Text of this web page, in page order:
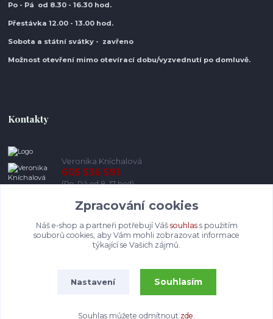
Po - Pá od 8.30 - 16.30 hod.
Přestávka 12.00 - 13.00 hod.
Sobota a státní svátky - zavřeno
Možnost otevření mimo otevírací dobu/vyzvednutí po domluvě.
Kontakty
Veronika Kníchalová
605 536 591
(Po-Pá od 8-17 hod)
info@pohodlneboty.cz
Zpracování cookies
Náš e-shop a partneři potřebují Váš souhlass použitím
souborů cookies, aby Vám mohli zobrazovat informace
týkající se Vašich zájmů.
Nastavení Souhlasím
Souhlas můžete odmítnout zde